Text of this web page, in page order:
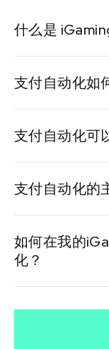
什么是
限度地减少手动
支付自动化如
力，使运营商能够
支付自动化可
求。
支付自动化的
报告和流畅的用
如何在我的
化？
监控绩效以进行